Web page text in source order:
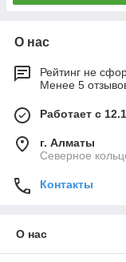
О нас
Рейтинг не
Менее 5
Работает с
г. Алматы
Северное
Контакты
О нас